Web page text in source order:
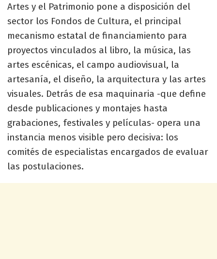
Artes y el Patrimonio pone a disposición del
sector los Fondos de Cultura, el principal
mecanismo estatal de financiamiento para
proyectos vinculados al libro, la música, las
artes escénicas, el campo audiovisual, la
artesanía, el diseño, la arquitectura y las artes
visuales. Detrás de esa maquinaria -que define
desde publicaciones y montajes hasta
grabaciones, festivales y películas- opera una
instancia menos visible pero decisiva: los
comités de especialistas encargados de evaluar
las postulaciones.